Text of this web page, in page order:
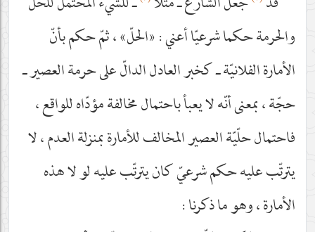
والحرمة حكما شرعيّا أعني : «الحلّ» ، ثمّ حكم بأنّ
الأمارة الفلانيّة ـ كخبر العادل الدالّ على حرمة العصير ـ
حجّة ، بمعنى أنّه لا يعبأ باحتمال مخالفة مؤدّاه للواقع ،
فاحتمال حلّيّة العصير المخالف للأمارة بمنزلة العدم ، لا
يترتّب عليه حكم شرعيّ كان يترتّب عليه لو لا هذه
الأمارة ، وهو ما ذكرنا :